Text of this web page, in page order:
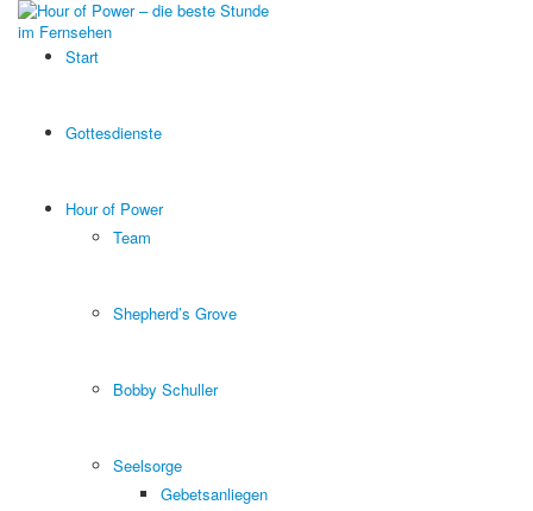
Start
Gottesdienste
Hour of Power
Team
Shepherd’s Grove
Bobby Schuller
Seelsorge
Gebetsanliegen